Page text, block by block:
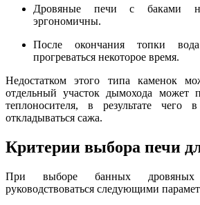
Дровяные печи с баками
эргономичны.
После окончания топки
прогреваться некоторое время.
Недостатком этого типа каменок
отдельный участок дымохода может
теплоносителя, в результате
откладываться сажа.
Критерии выбора печи
При выборе банных дровяных
руководствоваться следующими